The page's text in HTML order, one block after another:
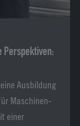
Perspektiven:
Ausbildung
Maschinen-
einer